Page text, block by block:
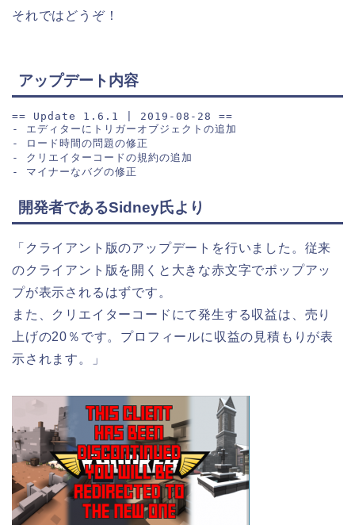
それではどうぞ！
アップデート内容
== Update 1.6.1 | 2019-08-28 ==
- エディターにトリガーオブジェクトの追加
- ロード時間の問題の修正
- クリエイターコードの規約の追加
- マイナーなバグの修正
開発者であるSidney氏より
「クライアント版のアップデートを行いました。従来
のクライアント版を開くと大きな赤文字でポップアッ
プが表示されるはずです。
また、クリエイターコードにて発生する収益は、売り
上げの20％です。プロフィールに収益の見積もりが表
示されます。」